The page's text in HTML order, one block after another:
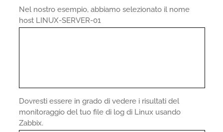
Nel nostro esempio, abbiamo selezionato il nome
host LINUX-SERVER-01
Dovresti essere in grado di vedere i risultati del
monitoraggio del tuo file di log di Linux usando
Zabbix.